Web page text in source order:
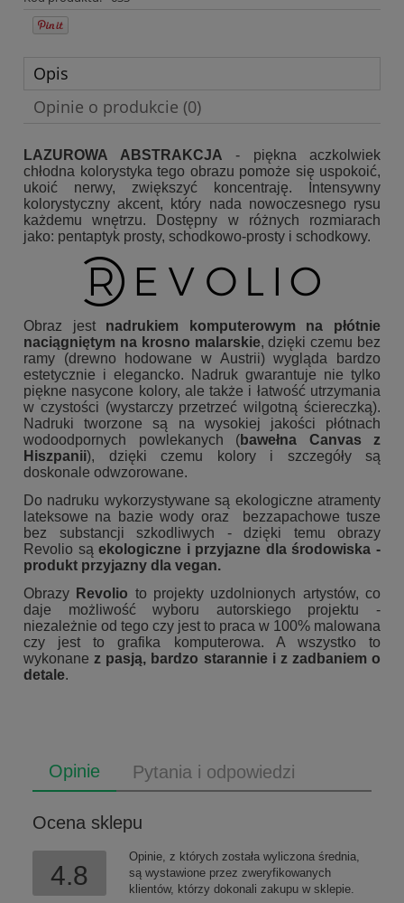
Opis
Opinie o produkcie (0)
LAZUROWA ABSTRAKCJA - piękna aczkolwiek
chłodna kolorystyka tego obrazu pomoże się uspokoić,
ukoić nerwy, zwiększyć koncentraję. Intensywny
kolorystyczny akcent, który nada nowoczesnego rysu
każdemu wnętrzu. Dostępny w różnych rozmiarach
jako: pentaptyk prosty, schodkowo-prosty i schodkowy.
Obraz jest nadrukiem komputerowym na płótnie
naciągniętym na krosno malarskie, dzięki czemu bez
ramy (drewno hodowane w Austrii) wygląda bardzo
estetycznie i elegancko. Nadruk gwarantuje nie tylko
piękne nasycone kolory, ale także i łatwość utrzymania
w czystości (wystarczy przetrzeć wilgotną ściereczką).
Nadruki tworzone są na wysokiej jakości płótnach
wodoodpornych powlekanych ( bawełna Canvas z
Hiszpanii), dzięki czemu kolory i szczegóły są
doskonale odwzorowane.
Do nadruku wykorzystywane są ekologiczne atramenty
lateksowe na bazie wody oraz bezzapachowe tusze
bez substancji szkodliwych - dzięki temu obrazy
Revolio sąekologiczne i przyjazne dla środowiska -
produkt przyjazny dla vegan.
Obrazy Revolio to projekty uzdolnionych artystów, co
daje możliwość wyboru autorskiego projektu -
niezależnie od tego czy jest to praca w 100% malowana
czy jest to grafika komputerowa. A wszystko to
wykonanez pasją, bardzo starannie i z zadbaniem o
detale.
Opinie Pytania i odpowiedzi
Ocena sklepu
4.8
Opinie, z których została wyliczona średnia,
są wystawione przez zweryfikowanych
klientów, którzy dokonali zakupu w sklepie.